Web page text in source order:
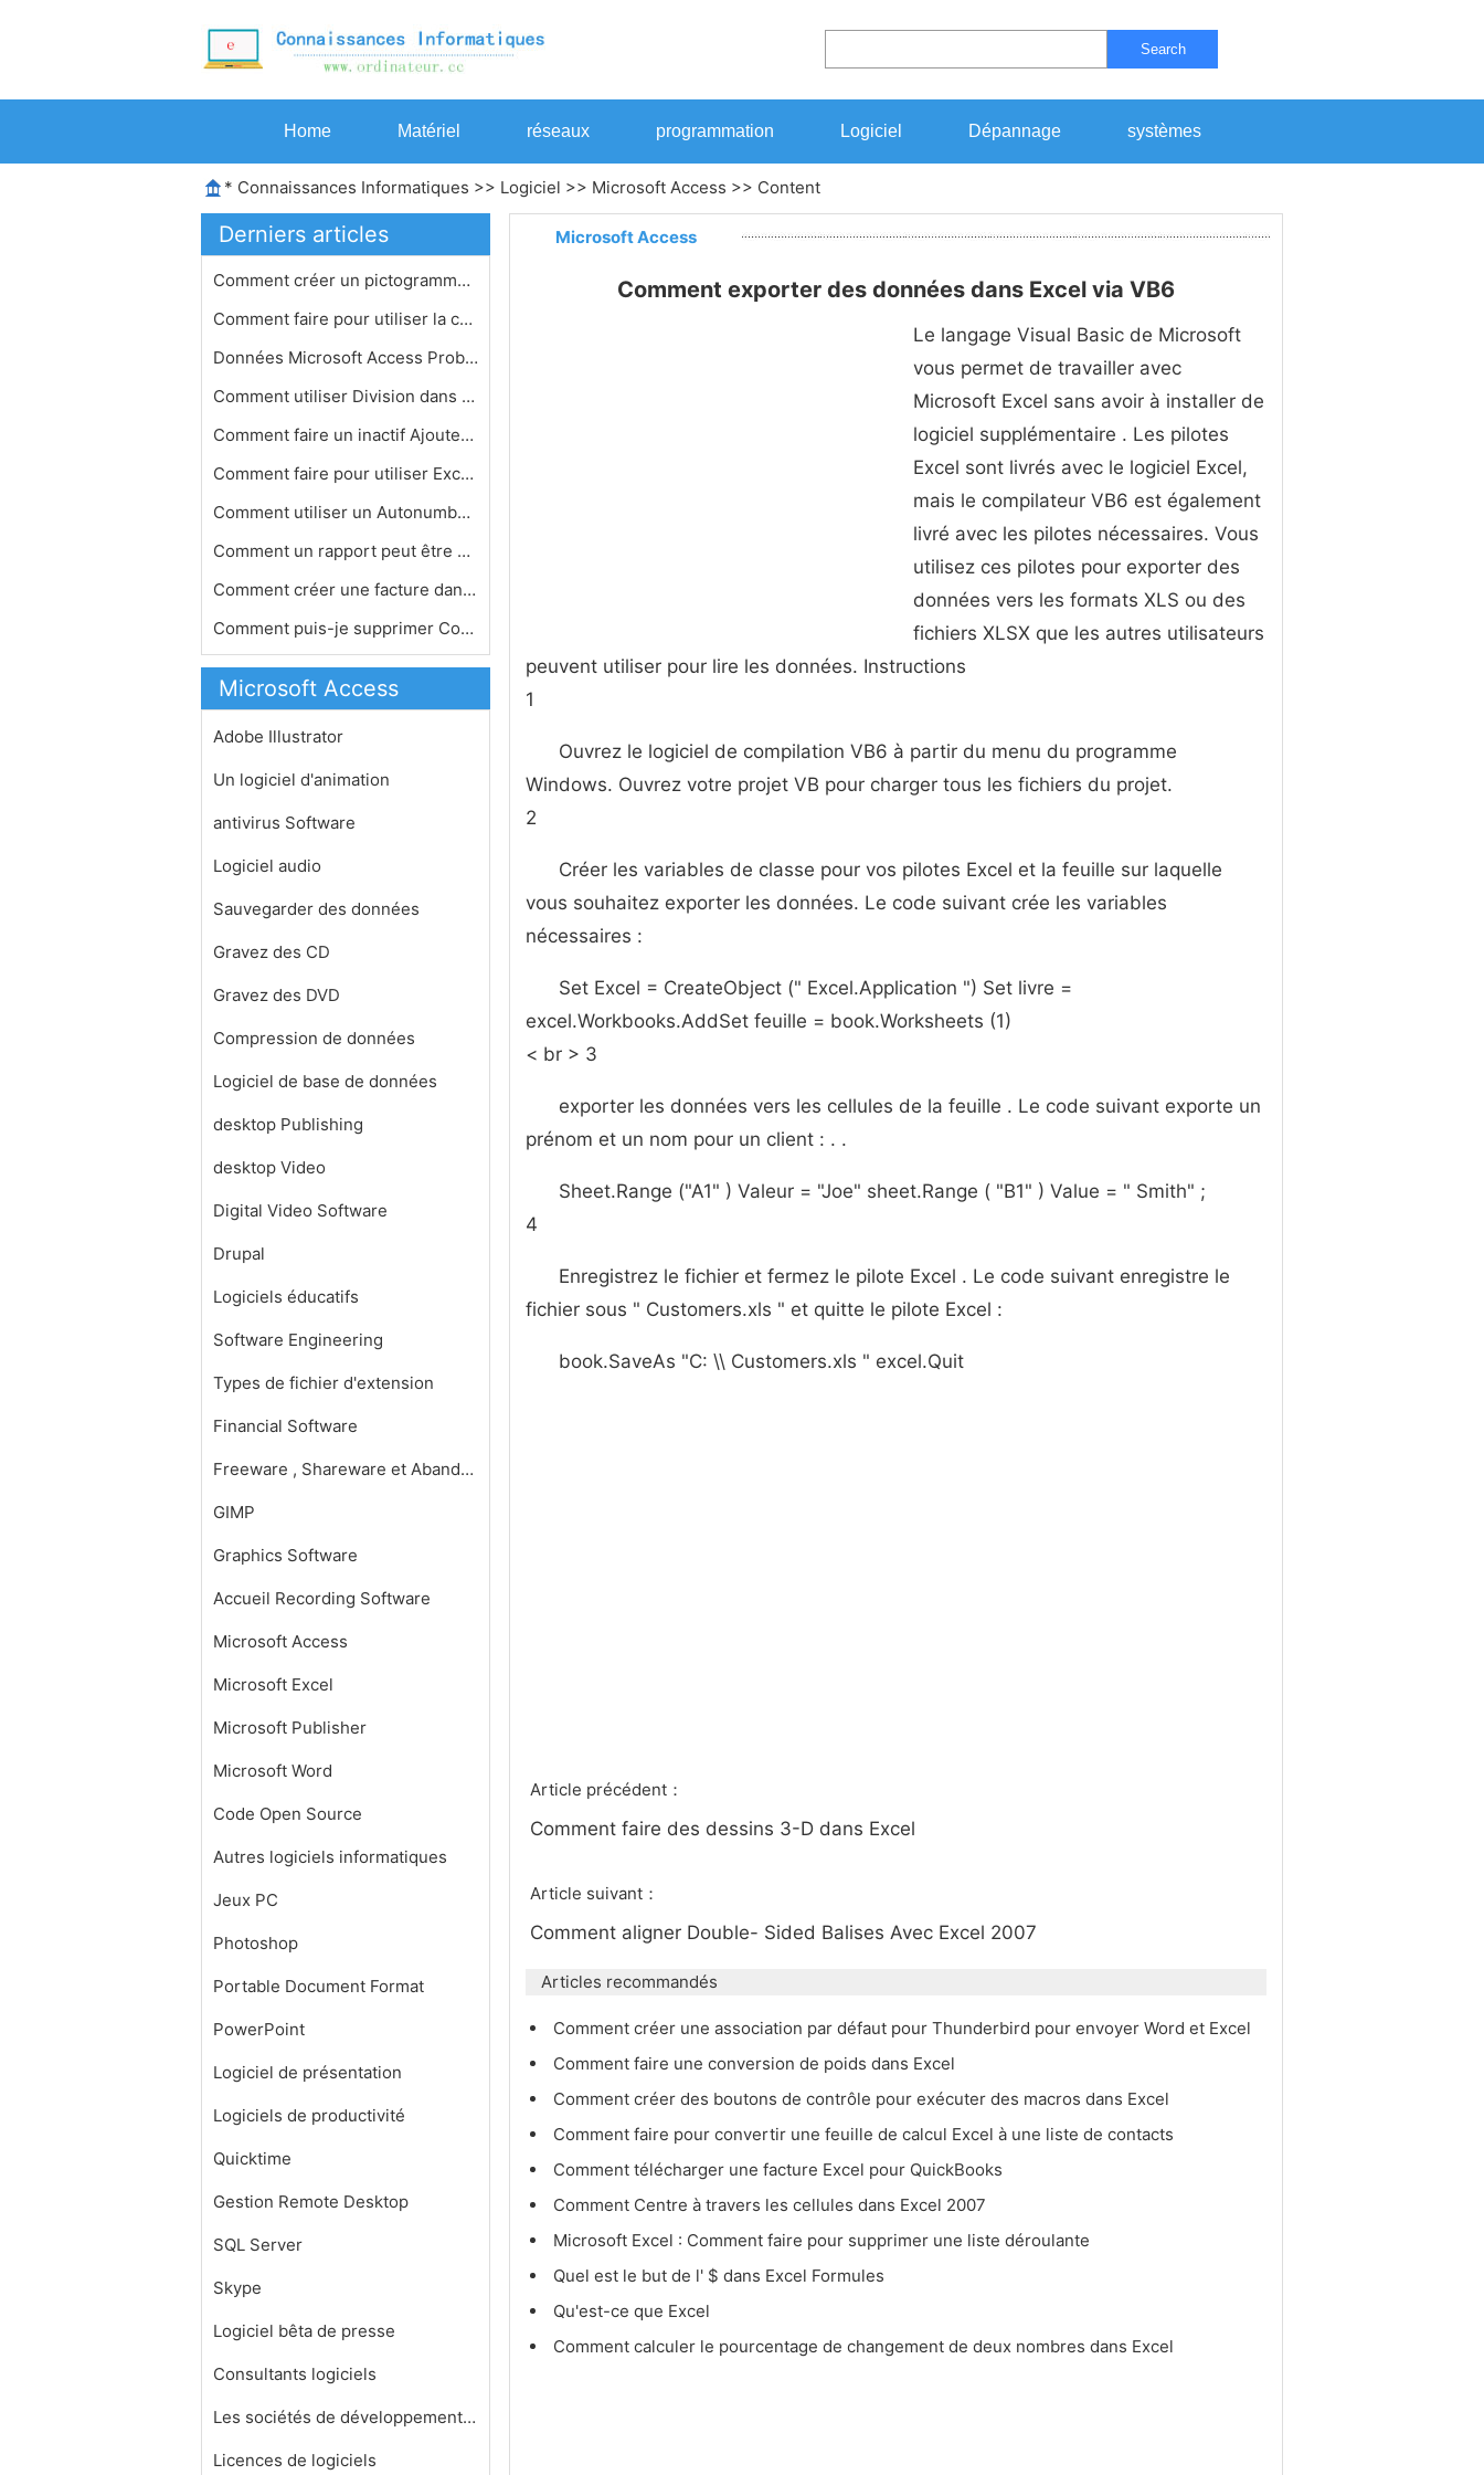
Search
Home Matériel réseaux programmation Logiciel Dépannage systèmes
* Connaissances Informatiques >> Logiciel >> Microsoft Access >> Content
Derniers articles
Comment créer un pictogramme dans E…
Comment faire pour utiliser la comma…
Données Microsoft Access Problèmes…
Comment utiliser Division dans Excel…
Comment faire un inactif Ajouter dan…
Comment faire pour utiliser Excel et…
Comment utiliser un Autonumber à l'…
Comment un rapport peut être modifi…
Comment créer une facture dans MS E…
Comment puis-je supprimer Contrôle …
Microsoft Access
Adobe Illustrator
Un logiciel d'animation
antivirus Software
Logiciel audio
Sauvegarder des données
Gravez des CD
Gravez des DVD
Compression de données
Logiciel de base de données
desktop Publishing
desktop Video
Digital Video Software
Drupal
Logiciels éducatifs
Software Engineering
Types de fichier d'extension
Financial Software
Freeware , Shareware et Abandonware
GIMP
Graphics Software
Accueil Recording Software
Microsoft Access
Microsoft Excel
Microsoft Publisher
Microsoft Word
Code Open Source
Autres logiciels informatiques
Jeux PC
Photoshop
Portable Document Format
PowerPoint
Logiciel de présentation
Logiciels de productivité
Quicktime
Gestion Remote Desktop
SQL Server
Skype
Logiciel bêta de presse
Consultants logiciels
Les sociétés de développement de logiciels
Licences de logiciels
Microsoft Access
Comment exporter des données dans Excel via VB6
Le langage Visual Basic de Microsoft
vous permet de travailler avec
Microsoft Excel sans avoir à installer de
logiciel supplémentaire . Les pilotes
Excel sont livrés avec le logiciel Excel,
mais le compilateur VB6 est également
livré avec les pilotes nécessaires. Vous
utilisez ces pilotes pour exporter des
données vers les formats XLS ou des
fichiers XLSX que les autres utilisateurs
peuvent utiliser pour lire les données. Instructions
1
Ouvrez le logiciel de compilation VB6 à partir du menu du programme
Windows. Ouvrez votre projet VB pour charger tous les fichiers du projet.
2
Créer les variables de classe pour vos pilotes Excel et la feuille sur laquelle
vous souhaitez exporter les données. Le code suivant crée les variables
nécessaires :
Set Excel = CreateObject (" Excel.Application ") Set livre =
excel.Workbooks.AddSet feuille = book.Worksheets (1)
< br > 3
exporter les données vers les cellules de la feuille . Le code suivant exporte un
prénom et un nom pour un client : . .
Sheet.Range ("A1" ) Valeur = "Joe" sheet.Range ( "B1" ) Value = " Smith" ;
4
Enregistrez le fichier et fermez le pilote Excel . Le code suivant enregistre le
fichier sous " Customers.xls " et quitte le pilote Excel :
book.SaveAs "C: \\ Customers.xls " excel.Quit
Article précédent：
Comment faire des dessins 3-D dans Excel
Article suivant：
Comment aligner Double- Sided Balises Avec Excel 2007
Articles recommandés
Comment créer une association par défaut pour Thunderbird pour envoyer Word et Excel
Comment faire une conversion de poids dans Excel
Comment créer des boutons de contrôle pour exécuter des macros dans Excel
Comment faire pour convertir une feuille de calcul Excel à une liste de contacts
Comment télécharger une facture Excel pour QuickBooks
Comment Centre à travers les cellules dans Excel 2007
Microsoft Excel : Comment faire pour supprimer une liste déroulante
Quel est le but de l' $ dans Excel Formules
Qu'est-ce que Excel
Comment calculer le pourcentage de changement de deux nombres dans Excel